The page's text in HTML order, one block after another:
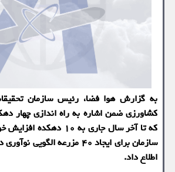
به گزارش هوا فضا، رئیس سازمان
کشاورزی ضمن اشاره به راه اندازی چهار
که تا آخر سال جاری به ۱۰
سازمان برای ایجاد ۴۰ مزرعه
اطلاع داد.